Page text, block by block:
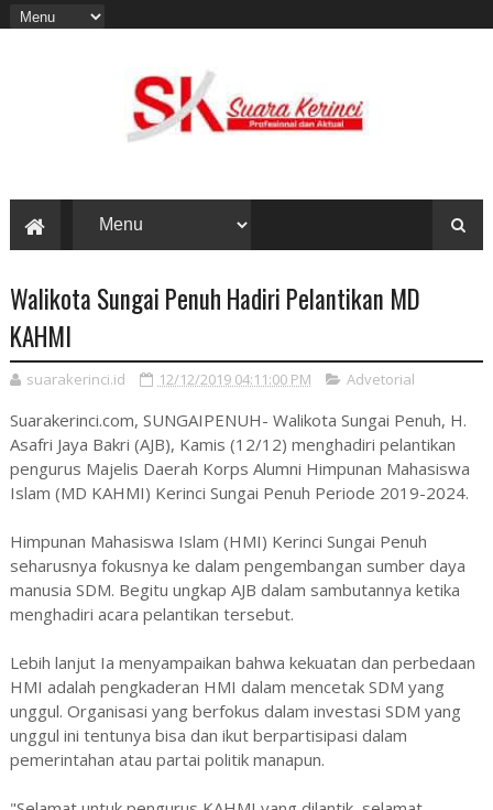
Walikota Sungai Penuh Hadiri Pelantikan MD
KAHMI
suarakerinci.id 12/12/2019 04:11:00 PM Advetorial
Suarakerinci.com, SUNGAIPENUH- Walikota Sungai Penuh, H.
Asafri Jaya Bakri (AJB), Kamis (12/12) menghadiri pelantikan
pengurus Majelis Daerah Korps Alumni Himpunan Mahasiswa
Islam (MD KAHMI) Kerinci Sungai Penuh Periode 2019-2024.
Himpunan Mahasiswa Islam (HMI) Kerinci Sungai Penuh
seharusnya fokusnya ke dalam pengembangan sumber daya
manusia SDM. Begitu ungkap AJB dalam sambutannya ketika
menghadiri acara pelantikan tersebut.
Lebih lanjut Ia menyampaikan bahwa kekuatan dan perbedaan
HMI adalah pengkaderan HMI dalam mencetak SDM yang
unggul. Organisasi yang berfokus dalam investasi SDM yang
unggul ini tentunya bisa dan ikut berpartisipasi dalam
pemerintahan atau partai politik manapun.